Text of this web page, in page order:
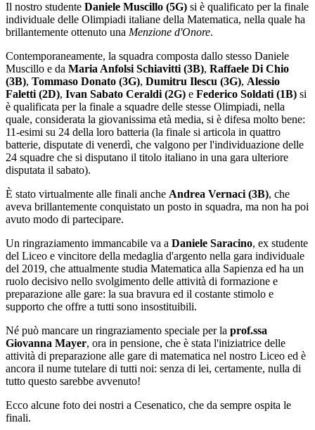
Il nostro studente Daniele Muscillo (5G) si è qualificato per la finale
individuale delle Olimpiadi italiane della Matematica, nella quale ha
brillantemente ottenuto una Menzione d'Onore.
Contemporaneamente, la squadra composta dallo stesso Daniele
Muscillo e da Maria Anfolsi Schiavitti (3B), Raffaele Di Chio
(3B), Tommaso Donato (3G), Dumitru Ilescu (3G), Alessio
Faletti (2D), Ivan Sabato Ceraldi (2G) e Federico Soldati (1B) si
è qualificata per la finale a squadre delle stesse Olimpiadi, nella
quale, considerata la giovanissima età media, si è difesa molto bene:
11-esimi su 24 della loro batteria (la finale si articola in quattro
batterie, disputate di venerdì, che valgono per l'individuazione delle
24 squadre che si disputano il titolo italiano in una gara ulteriore
disputata il sabato).
È stato virtualmente alle finali anche Andrea Vernaci (3B), che
aveva brillantemente conquistato un posto in squadra, ma non ha poi
avuto modo di partecipare.
Un ringraziamento immancabile va a Daniele Saracino, ex studente
del Liceo e vincitore della medaglia d'argento nella gara individuale
del 2019, che attualmente studia Matematica alla Sapienza ed ha un
ruolo decisivo nello svolgimento delle attività di formazione e
preparazione alle gare: la sua bravura ed il costante stimolo e
supporto che offre a tutti sono insostituibili.
Né può mancare un ringraziamento speciale per la prof.ssa
Giovanna Mayer, ora in pensione, che è stata l'iniziatrice delle
attività di preparazione alle gare di matematica nel nostro Liceo ed è
ancora il nume tutelare di tutti noi: senza di lei, certamente, nulla di
tutto questo sarebbe avvenuto!
Ecco alcune foto dei nostri a Cesenatico, che da sempre ospita le
finali.